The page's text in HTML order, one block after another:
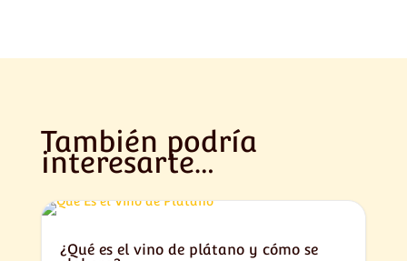
También podría
interesarte…
¿Qué es el vino de plátano y cómo se